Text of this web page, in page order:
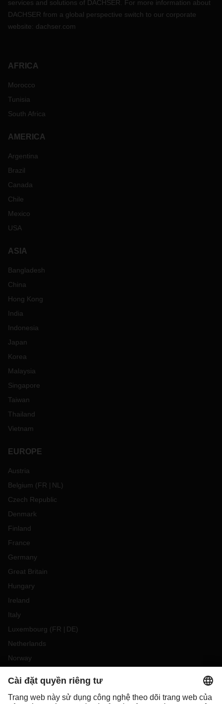
services and solutions of DACHSER. For more information about
DACHSER from a global perspective switch to our corporate
website: dachser.com
AFRICA
Morocco
Tunisia
South Africa
AMERICA
Argentina
Brazil
Canada
Chile
Mexico
USA
ASIA
Bangladesh
China
Hong Kong
India
Indonesia
Japan
Korea
Malaysia
Singapore
Taiwan
Thailand
Vietnam
EUROPE
Austria
Belgium (FR NL )
Czech Republic
Denmark
Finland
France
Germany
Great Britain
Hungary
Ireland
Italy
Luxembourg (FR DE)
Netherlands
Norway
Portugal
Romania